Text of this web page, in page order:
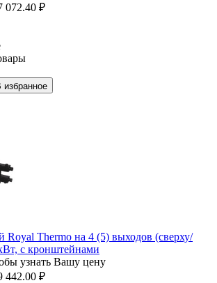
072.40 ₽
избранное
Royal Thermo на 4 (5) выходов (сверху/
с кронштейнами
узнать Вашу цену
442.00 ₽